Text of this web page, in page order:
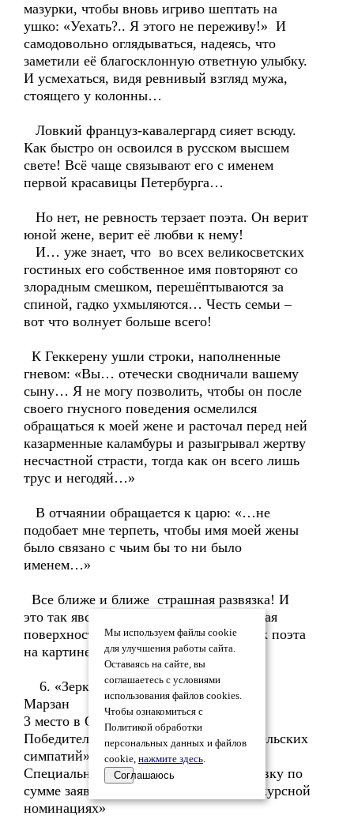
мазурки, чтобы вновь игриво шептать на
ушко: «Уехать?.. Я этого не переживу!» И
самодовольно оглядываться, надеясь, что
заметили её благосклонную ответную улыбку.
И усмехаться, видя ревнивый взгляд мужа,
стоящего у колонны…
Ловкий француз-кавалергард сияет всюду.
Как быстро он освоился в русском высшем
свете! Всё чаще связывают его с именем
первой красавицы Петербурга…
Но нет, не ревность терзает поэта. Он верит
юной жене, верит её любви к нему!
И… уже знает, что во всех великосветских
гостиных его собственное имя повторяют со
злорадным смешком, перешёптываются за
спиной, гадко ухмыляются… Честь семьи –
вот что волнует больше всего!
К Геккерену ушли строки, наполненные
гневом: «Вы… отечески сводничали вашему
сыну… Я не могу позволить, чтобы он после
своего гнусного поведения осмелился
обращаться к моей жене и расточал перед ней
казарменные каламбуры и разыгрывал жертву
несчастной страсти, тогда как он всего лишь
трус и негодяй…»
В отчаянии обращается к царю: «…не
подобает мне терпеть, чтобы имя моей жены
было связано с чьим бы то ни было
именем…»
Все ближе и ближе страшная развязка! И
это так явственно отражает равнодушная
поверхность зеркала и трагический лик поэта
на картине Николая Ульянова
6. «Зеркальное отражение»
Марзан
3 место в Основной номинации
Победитель в номинации «Приз читательских
симпатий»
Специальный Приз №4 «ЗА 100-ю заявку по
сумме заявок в Основной и во Внеконкурсной
номинациях»
Мы используем файлы cookie
для улучшения работы сайта.
Оставаясь на сайте, вы
соглашаетесь с условиями
использования файлов cookies.
Чтобы ознакомиться с
Политикой обработки
персональных данных и файлов
cookie, нажмите здесь.
Соглашаюсь